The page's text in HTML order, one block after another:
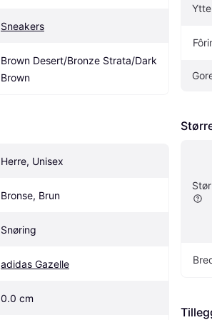
Sneakers
Brown Desert/Bronze Strata/Dark
Brown
Herre, Unisex
Bronse, Brun
Snøring
adidas Gazelle
0.0 cm